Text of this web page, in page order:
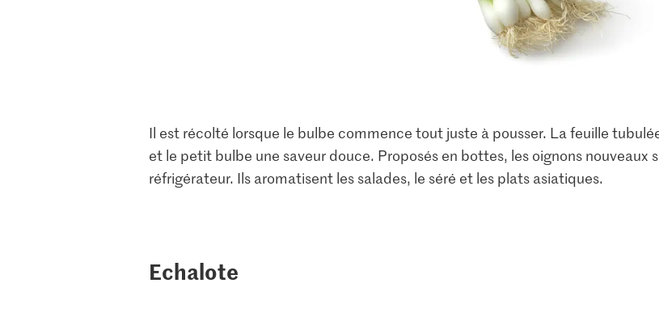
Il est récolté lorsque le bulbe commence tout juste à pousser. La feuille
et le petit bulbe une saveur douce. Proposés en bottes, les oignons nouveaux
réfrigérateur. Ils aromatisent les salades, le séré et les plats asiatiques.
Echalote